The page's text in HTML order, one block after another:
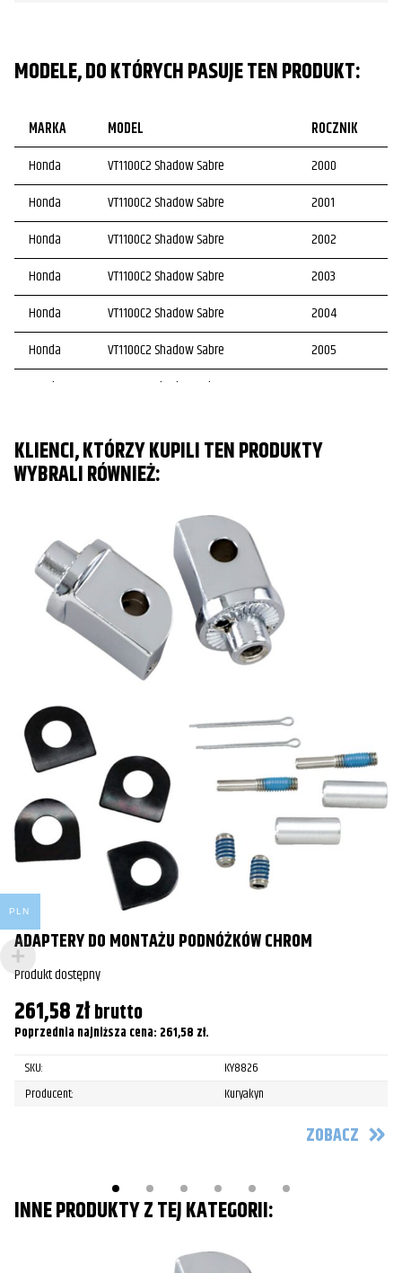
MODELE, DO KTÓRYCH PASUJE TEN PRODUKT:
MARKA MODEL
ROCZNIK
Honda
VT1100C2 Shadow Sabre
2000
Honda
VT1100C2 Shadow Sabre
2001
Honda
VT1100C2 Shadow Sabre
2002
Honda
VT1100C2 Shadow Sabre
2003
Honda
VT1100C2 Shadow Sabre
2004
Honda
VT1100C2 Shadow Sabre
2005
Honda
VT1100C2 Shadow Sabre
Honda
VT1100C Shadow Spirit
1999
VT1100C Shadow Spirit
Honda
VT1100C Shadow Spirit
Honda
VT1100C Shadow Spirit
VT1100C Shadow Spirit
VT1100C Shadow Spirit
Honda
VT1100C Shadow Spirit
Honda
VT1100C Shadow Spirit
2007
Honda
GL1500C Valkyrie/F6C
1997
Honda
GL1500C Valkyrie/F6C
1998
Honda
GL1500C Valkyrie/F6C
GL1500C Valkyrie/F6C
Honda
GL1500C Valkyrie/F6C
Honda
Honda
GL1500C Valkyrie/F6C
Honda
GL1500C Valkyrie Tourer/F6CT
2002
KLIENCI, KTÓRZY KUPILI TEN PRODUKTY
WYBRALI RÓWNIEŻ:
ADAPTERY DO MONTAŻU PODNÓŻKÓW CHROM
Produkt dostępny
261,58złbrutto
Poprzednia najniższa cena: 261,58 zł.
SKU:
KY8826
Producent:
Kuryakyn
ZOBACZ
INNE PRODUKTY Z TEJ KATEGORII:
PLN